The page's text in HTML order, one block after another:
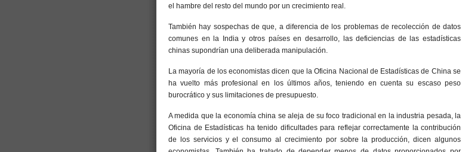
el hambre del resto del mundo por un crecimiento real.
También hay sospechas de que, a diferencia de los problemas de recolección de datos
comunes en la India y otros países en desarrollo, las deficiencias de las estadísticas
chinas supondrían una deliberada manipulación.
La mayoría de los economistas dicen que la Oficina Nacional de Estadísticas de China se
ha vuelto más profesional en los últimos años, teniendo en cuenta su escaso peso
burocrático y sus limitaciones de presupuesto.
A medida que la economía china se aleja de su foco tradicional en la industria pesada, la
Oficina de Estadísticas ha tenido dificultades para reflejar correctamente la contribución
de los servicios y el consumo al crecimiento por sobre la producción, dicen algunos